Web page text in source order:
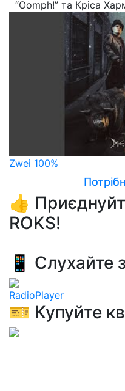
“Oomph!” та Кріса
Zwei 100%
👍
ROKS!
📱 Слухайте
RadioPlayer
🎫 Купуйте